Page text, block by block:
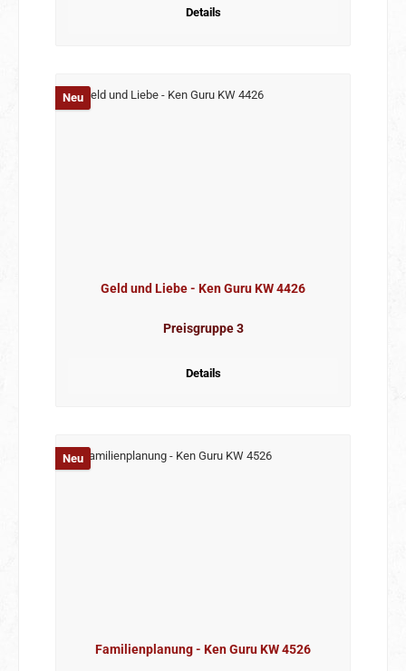
Details
Neu
Geld und Liebe - Ken Guru KW 4426
Preisgruppe 3
Details
Neu
Familienplanung - Ken Guru KW 4526